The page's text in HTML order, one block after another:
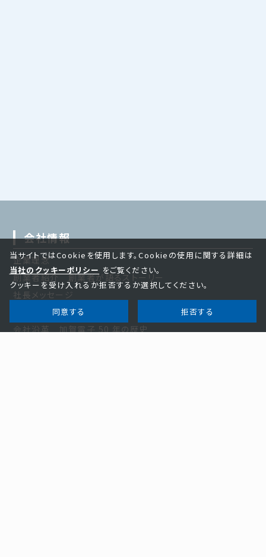
会社情報
企業理念
創業者紹介 創業者が語るストーリー
社長メッセージ
会社沿革 加賀電子 50 年の歴史
当サイトではCookieを使用します。Cookieの使用に関する詳細は
当社のクッキーポリシー をご覧ください。
クッキーを受け入れるか拒否するか選択してください。
同意する 拒否する